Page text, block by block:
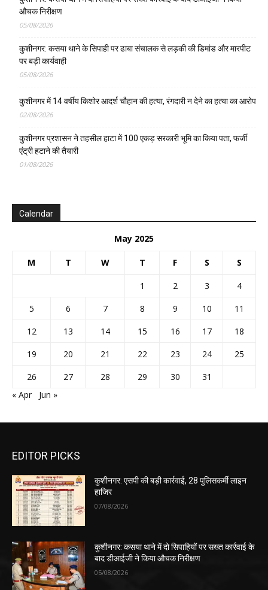
औचक निरीक्षण
05/08/2026
कुशीनगर: कसया थाने के सिपाही पर ढाबा संचालक से लड़की की डिमांड और मारपीट
पर बड़ी कार्यवाही
05/08/2026
कुशीनगर में 14 वर्षीय किशोर आदर्श चौहान की हत्या, रंगदारी न देने का हत्या का आरोप
02/08/2026
कुशीनगर प्रशासन ने तहसील हाटा में 100 एकड़ सरकारी भूमि का किया पता, फर्जी
एंट्री हटाने की तैयारी
01/08/2026
Calendar
May 2025
M T W T F S S
1 2 3
4
5
6 7 8 9 10
11
12
13 14 15 16 17
18
19
20 21 22 23 24
25
26
27 28 29 30
31
« Apr
Jun »
EDITOR PICKS
कुशीनगर: एसपी की बड़ी कार्रवाई, 28 पुलिसकर्मी लाइन
हाजिर
07/08/2026
कुशीनगर: कसया थाने में दो सिपाहियों पर सख्त कार्रवाई के
बाद डीआईजी ने किया औचक निरीक्षण
05/08/2026